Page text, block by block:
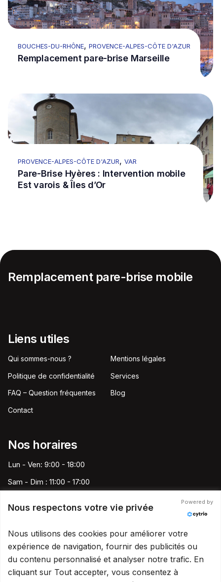
BOUCHES-DU-RHÔNE, PROVENCE-ALPES-CÔTE D'AZUR
Remplacement pare-brise Marseille
Go to Pare-Brise Hyères : Intervention mobile Est
PROVENCE-ALPES-CÔTE D'AZUR, VAR
Pare-Brise Hyères : Intervention mobile
Est varois & Îles d’Or
Remplacement pare-brise mobile
Liens utiles
Qui sommes-nous ? Mentions légales
Politique de confidentialité Services
FAQ – Question fréquentes Blog
Contact
Nos horaires
Lun - Ven: 9:00 - 18:00
Sam - Dim : 11:00 - 17:00
Speed Pare-Brise France
Marseille -Lyon -Nantes-Nice -Bordeaux-Montpellier
09 80 80 13 06
contact@speedparebrise13.fr
Nous respectons votre vie privée
Powered by
Nous utilisons des cookies pour améliorer votre
expérience de navigation, fournir des publicités ou
du contenu personnalisé et analyser notre trafic. En
cliquant sur Tout accepter, vous consentez à